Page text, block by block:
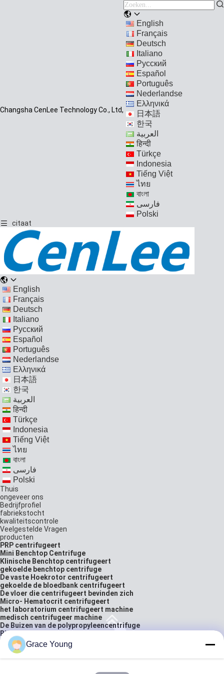
Changsha CenLee Technology Co., Ltd,
English
Français
Deutsch
Italiano
Русский
Español
Português
Nederlandse
Ελληνικά
日本語
한국
العربية
हिन्दी
Türkçe
Indonesia
Tiếng Việt
ไทย
বাংলা
فارسی
Polski
citaat
English
Français
Deutsch
Italiano
Русский
Español
Português
Nederlandse
Ελληνικά
日本語
한국
العربية
हिन्दी
Türkçe
Indonesia
Tiếng Việt
ไทย
বাংলা
فارسی
Polski
Thuis
ongeveer ons
Bedrijfprofiel
fabriekstocht
kwaliteitscontrole
Veelgestelde Vragen
producten
PRP centrifugeert
Mini Benchtop Centrifuge
Klinische Benchtop centrifugeert
gekoelde benchtop centrifuge
De vaste Hoekrotor centrifugeert
gekoelde de bloedbank centrifugeert
De vloer die centrifugeert bevinden zich
Micro- Hematocrit centrifugeert
het laboratorium centrifugeert machine
medisch centrifugeer machine
De Buizen van de polypropyleencentrifuge
Biologisch Laboratoriummateriaal
Bloedzakbuisverzegelaar
laboratorium analytische balans
oplossingen
Grace Young